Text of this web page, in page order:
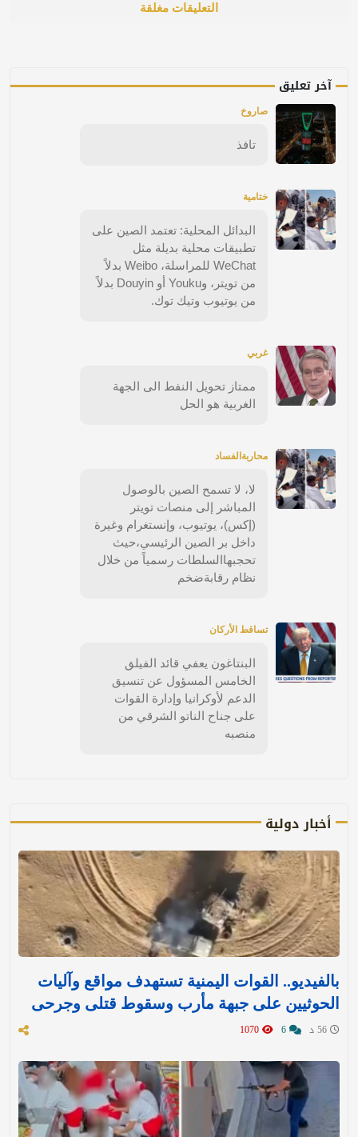
التعليقات مغلقة
آخر تعليق
صاروخ
تافذ
ختامية
البدائل المحلية: تعتمد الصين على
تطبيقات محلية بديلة مثل
WeChat للمراسلة، Weibo بدلاً
من تويتر، وYouku أو Douyin بدلاً
من يوتيوب وتيك توك.
غربي
ممتاز تحويل النفط الى الجهة
الغربية هو الحل
محاربةالفساد
لا، لا تسمح الصين بالوصول
المباشر إلى منصات تويتر
(إكس)، يوتيوب، وإنستغرام وغيرة
داخل بر الصين الرئيسي،حيث
تحجبهاالسلطات رسمياً من خلال
نظام رقابةضخم
تساقط الأركان
البنتاغون يعفي قائد الفيلق
الخامس المسؤول عن تنسيق
الدعم لأوكرانيا وإدارة القوات
على جناح الناتو الشرقي من
منصبه
أخبار دولية
بالفيديو.. القوات اليمنية تستهدف مواقع وآليات
الحوثيين على جبهة مأرب وسقوط قتلى وجرحى